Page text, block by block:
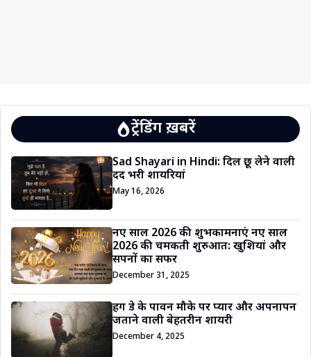
ट्रेंडिंग ख़बरें
Sad Shayari in Hindi: दिल छू लेने वाली
दर्द भरी शायरियां
May 16, 2026
नए साल 2026 की शुभकामनाएं नए साल
2026 की चमकती शुरुआत: खुशियां और
सपनों का सफर
December 31, 2025
हग डे के पावन मौके पर प्यार और अपनापन
जताने वाली बेहतरीन शायरी
December 4, 2025